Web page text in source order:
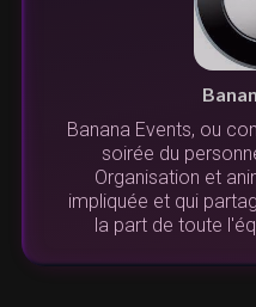
Banana Events, ou
soirée du
Organisation et
impliquée et qui
la part de toute